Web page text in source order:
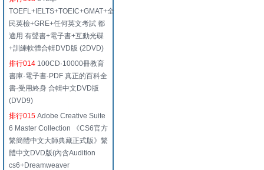
TOEFL+IELTS+TOEIC+GMAT+全
民英檢+GRE+任何英文考試 都
適用 有聲書+電子書+互動光碟
+訓練軟體合輯DVD版 (2DVD)
排行014 100CD·10000冊教育
書庫·電子書·PDF 真正的百科全
書·受用終身 合輯中文DVD版
(DVD9)
排行015 Adobe Creative Suite
6 Master Collection 《CS6官方
繁簡體中文大師典藏正式版》繁
體中文DVD版(內含Audition
cs6+Dreamweaver